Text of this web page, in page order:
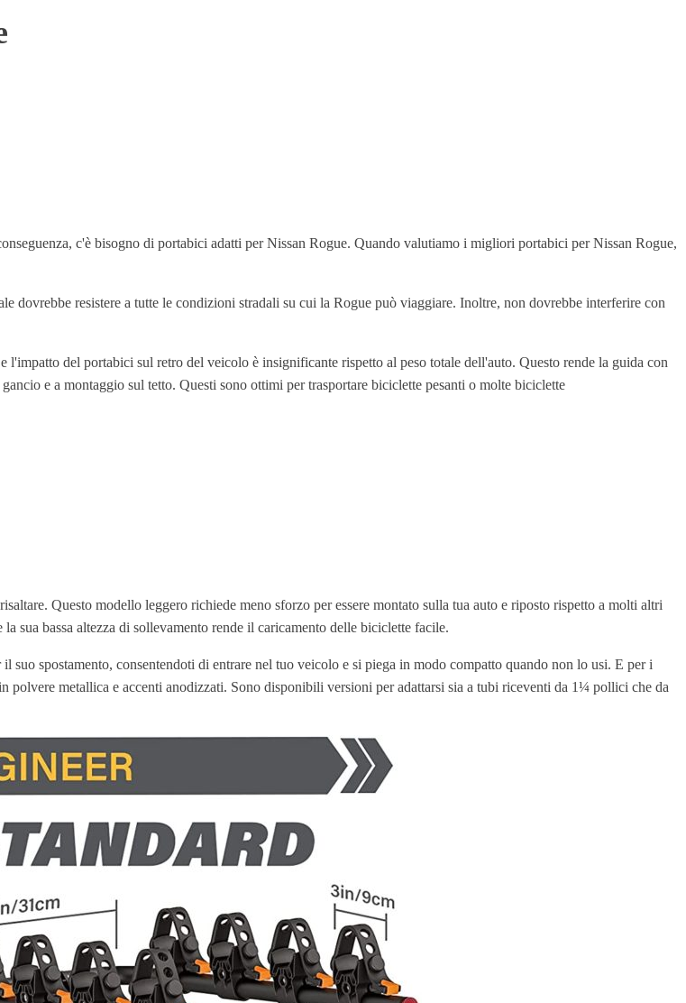
c'è bisogno di portabici adatti per Nissan Rogue. Quando valutiamo i migliori portabici per Nissan Rogue,
dovrebbe resistere a tutte le condizioni stradali su cui la Rogue può viaggiare. Inoltre, non dovrebbe interferire con
del portabici sul retro del veicolo è insignificante rispetto al peso totale dell'auto. Questo rende la guida con
e a montaggio sul tetto. Questi sono ottimi per trasportare biciclette pesanti o molte biciclette
Questo modello leggero richiede meno sforzo per essere montato sulla tua auto e riposto rispetto a molti altri
sua bassa altezza di sollevamento rende il caricamento delle biciclette facile.
suo spostamento, consentendoti di entrare nel tuo veicolo e si piega in modo compatto quando non lo usi. E per i
metallica e accenti anodizzati. Sono disponibili versioni per adattarsi sia a tubi riceventi da 1¼ pollici che da